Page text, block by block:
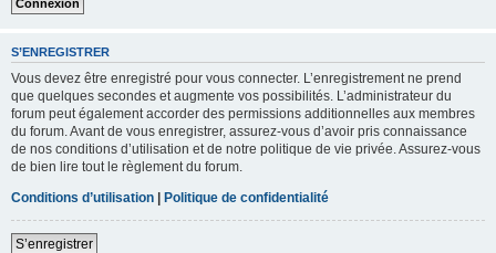
S’ENREGISTRER
Vous devez être enregistré pour vous connecter. L’enregistrement ne prend
que quelques secondes et augmente vos possibilités. L’administrateur du
forum peut également accorder des permissions additionnelles aux membres
du forum. Avant de vous enregistrer, assurez-vous d’avoir pris connaissance
de nos conditions d’utilisation et de notre politique de vie privée. Assurez-vous
de bien lire tout le règlement du forum.
Conditions d’utilisation | Politique de confidentialité
S’enregistrer